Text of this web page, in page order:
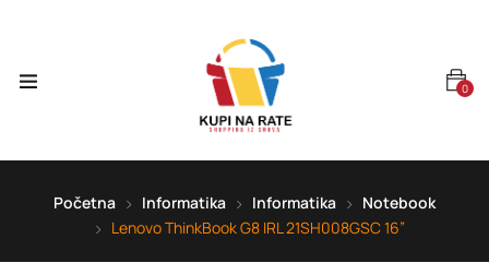
0
Početna Informatika Informatika
Notebook
Lenovo ThinkBook G8 IRL 21SH008GSC 16”